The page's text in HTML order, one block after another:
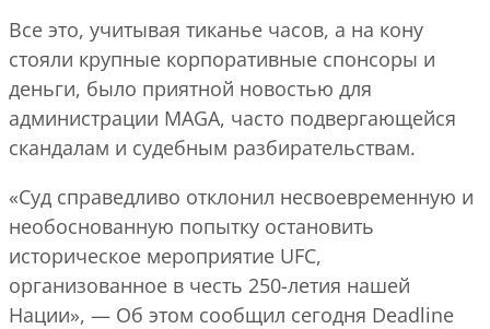
Все это, учитывая тиканье часов, а на кону
стояли крупные корпоративные спонсоры и
деньги, было приятной новостью для
администрации MAGA, часто подвергающейся
скандалам и судебным разбирательствам.
«Суд справедливо отклонил несвоевременную и
необоснованную попытку остановить
историческое мероприятие UFC,
организованное в честь 250-летия нашей
Нации», — Об этом сообщил сегодня Deadline